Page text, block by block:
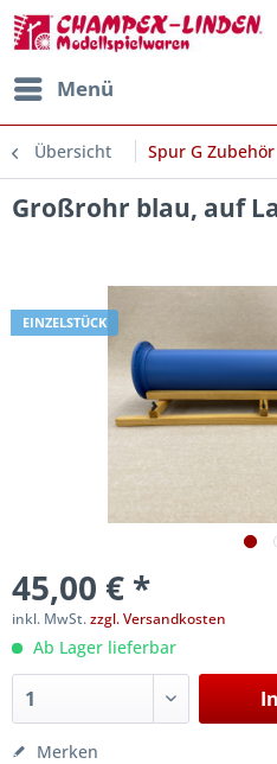
Menü
Übersicht Spur G Zubehör
Großrohr blau, auf
EINZELSTÜCK
45,00 € *
inkl. MwSt.zzgl. Versandkosten
Ab Lager lieferbar
Merken